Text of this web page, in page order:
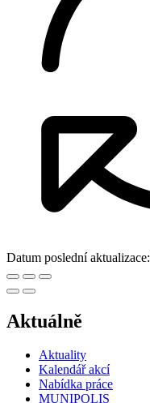
Datum poslední aktualizace:
Aktuálně
Aktuality
Kalendář akcí
Nabídka práce
MUNIPOLIS